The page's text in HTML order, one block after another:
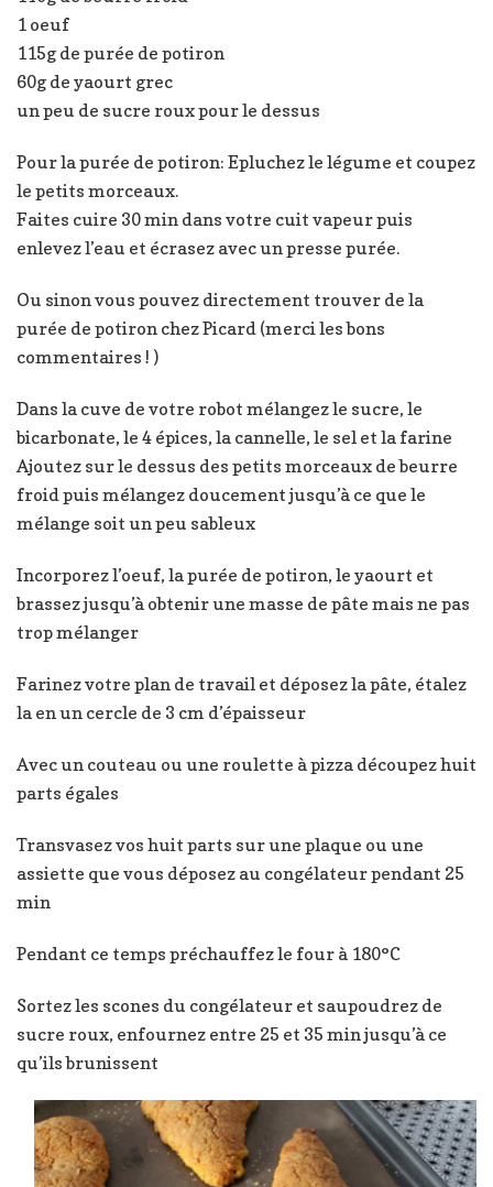
1 oeuf
115g de purée de potiron
60g de yaourt grec
un peu de sucre roux pour le dessus
Pour la purée de potiron: Epluchez le légume et coupez
le petits morceaux.
Faites cuire 30 min dans votre cuit vapeur puis
enlevez l’eau et écrasez avec un presse purée.
Ou sinon vous pouvez directement trouver de la
purée de potiron chez Picard (merci les bons
commentaires ! )
Dans la cuve de votre robot mélangez le sucre, le
bicarbonate, le 4 épices, la cannelle, le sel et la farine
Ajoutez sur le dessus des petits morceaux de beurre
froid puis mélangez doucement jusqu’à ce que le
mélange soit un peu sableux
Incorporez l’oeuf, la purée de potiron, le yaourt et
brassez jusqu’à obtenir une masse de pâte mais ne pas
trop mélanger
Farinez votre plan de travail et déposez la pâte, étalez
la en un cercle de 3 cm d’épaisseur
Avec un couteau ou une roulette à pizza découpez huit
parts égales
Transvasez vos huit parts sur une plaque ou une
assiette que vous déposez au congélateur pendant 25
min
Pendant ce temps préchauffez le four à 180°C
Sortez les scones du congélateur et saupoudrez de
sucre roux, enfournez entre 25 et 35 min jusqu’à ce
qu’ils brunissent